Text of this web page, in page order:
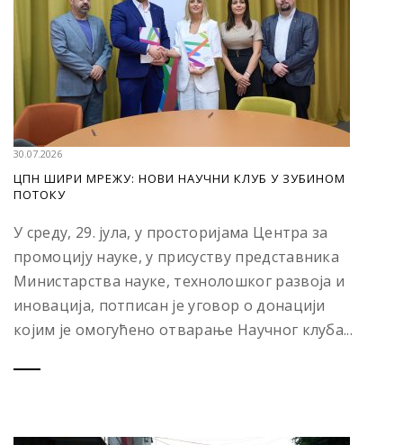
30.07.2026
ЦПН ШИРИ МРЕЖУ: НОВИ НАУЧНИ КЛУБ У ЗУБИНОМ
ПОТОКУ
У среду, 29. јула, у просторијама Центра за
промоцију науке, у присуству представника
Министарства науке, технолошког развоја и
иновација, потписан је уговор о донацији
којим је омогућено отварање Научног клуба...